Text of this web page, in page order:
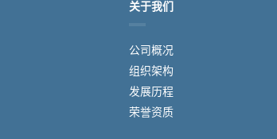
关于我们
公司概况
组织架构
发展历程
荣誉资质